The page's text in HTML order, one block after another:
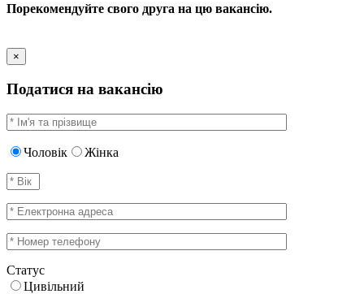
Порекомендуйте свого друга на цю вакансію.
×
Податися на вакансію
Чоловік Жінка
Статус
Цивільний